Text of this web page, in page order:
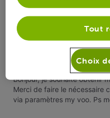
samedi 16 avril 2022
Bonjour, je souhaite obtenir
Merci de faire le nécessaire
via paramètres my voo. Ps
Tout
Choix